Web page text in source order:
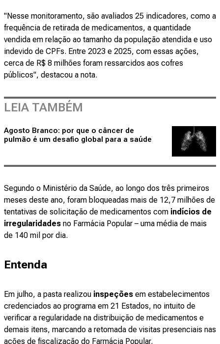
"Nesse monitoramento, são avaliados 25 indicadores, como a
frequência de retirada de medicamentos, a quantidade
vendida em relação ao tamanho da população atendida e uso
indevido de CPFs. Entre 2023 e 2025, com essas ações,
cerca de R$ 8 milhões foram ressarcidos aos cofres
públicos", destacou a nota.
LEIA TAMBÉM
Agosto Branco: por que o câncer de
pulmão é um desafio global para a saúde
Segundo o Ministério da Saúde, ao longo dos três primeiros
meses deste ano, foram bloqueadas mais de 12,7 milhões de
tentativas de solicitação de medicamentos com indícios de
irregularidades no Farmácia Popular – uma média de mais
de 140 mil por dia.
Entenda
Em julho, a pasta realizou inspeções em estabelecimentos
credenciados ao programa em 21 Estados, no intuito de
verificar a regularidade na distribuição de medicamentos e
demais itens, marcando a retomada de visitas presenciais nas
ações de fiscalização do Farmácia Popular.